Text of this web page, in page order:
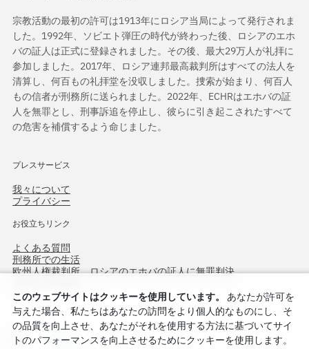
宗教活動の最初の許可は1913年にロシア当局によって発行されま
した。1992年、ソビエト弾圧の時代が終わった後、ロシアのエホ
バの証人は正式に登録されました。その後、最大29万人が礼拝に
参加しました。2017年、ロシア連邦最高裁判所はすべての法人を
清算し、何百もの礼拝堂を没収しました。捜索が始まり、何百人
もの信者が刑務所に送られました。2022年、ECHRはエホバの証
人を無罪とし、刑事訴追を停止し、彼らに引き起こされたすべて
の危害を補償するよう命じました。
プレスサービス
我々について
プライバシー
お役立ちリンク
よくある質問
刑務所での生活
欧州人権裁判所、ロシアのエホバの証人に無罪判決
このウェブサイトはクッキーを使用しています。
あなたが許可を
与えた場合、私たちはあなたの訪問をより個人的なものにし、そ
の品質を向上させ、あなたがそれを使用する方法に基づいてサイ
トのパフォーマンスを向上させるためにクッキーを使用します。